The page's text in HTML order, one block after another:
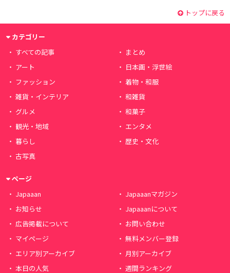
トップに戻る
カテゴリー
すべての記事
まとめ
アート
日本画・浮世絵
ファッション
着物・和服
雑貨・インテリア
和雑貨
グルメ
和菓子
観光・地域
エンタメ
暮らし
歴史・文化
古写真
ページ
Japaaan
Japaaanマガジン
お知らせ
Japaaanについて
広告掲載について
お問い合わせ
マイページ
無料メンバー登録
エリア別アーカイブ
月別アーカイブ
本日の人気
週間ランキング